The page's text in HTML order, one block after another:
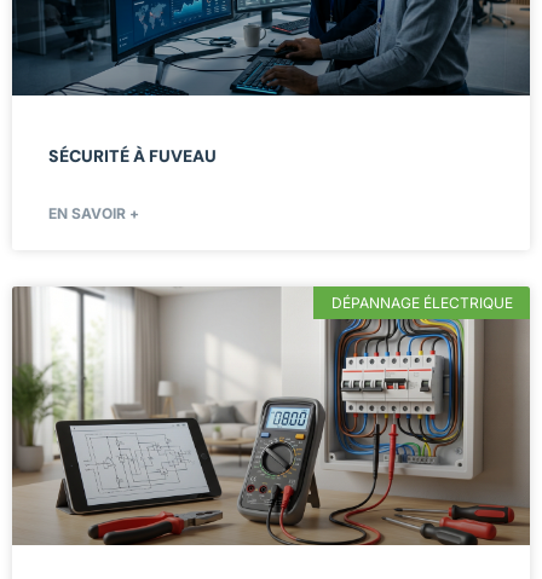
SÉCURITÉ À FUVEAU
EN SAVOIR +
DÉPANNAGE ÉLECTRIQUE